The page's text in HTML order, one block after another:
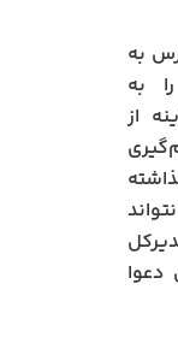
به
به
از
دعوا